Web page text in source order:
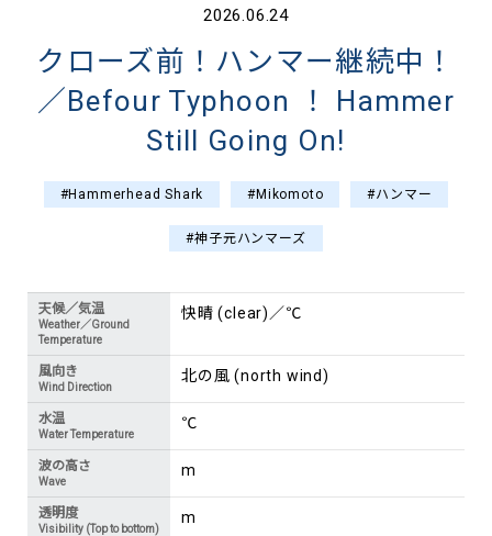
2026.06.24
クローズ前！ハンマー継続中！
／Befour Typhoon ！ Hammer
Still Going On!
#Hammerhead Shark #Mikomoto #ハンマー
#神子元ハンマーズ
天候／気温
Weather／Ground
Temperature
快晴 (clear)／℃
風向き
Wind Direction
北の風 (north wind)
水温
Water Temperature
℃
波の高さ
Wave
m
透明度
Visibility (Top to bottom)
m